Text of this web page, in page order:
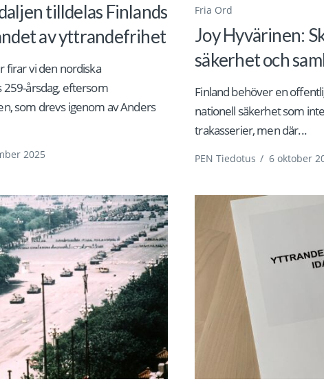
tilldelas Finlands
av yttrandefrihet
firar vi den nordiska
årsdag, eftersom
som drevs igenom av Anders
2025
Fria Ord
Joy Hyvärinen:
säkerhet och
Finland behöver en
nationell säkerhet som
trakasserier, men där...
PEN Tiedotus / 6 oktober